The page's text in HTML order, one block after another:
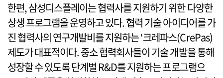
한편, 삼성디스플레이는 협력사를 지원하기 위한 다양한
상생 프로그램을 운영하고 있다. 협력 기술 아이디어를 가
진 협력사의 연구개발비를 지원하는 ‘크레파스(CrePas)
제도가 대표적이다. 중소 협력회사들이 기술 개발을 통해
성장할 수 있도록 단계별 R&D를 지원하는 프로그램으